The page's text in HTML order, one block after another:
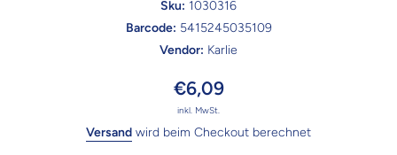
Sku: 1030316
Barcode: 5415245035109
Vendor: Karlie
€6,09
inkl. MwSt.
Versand wird beim Checkout berechnet